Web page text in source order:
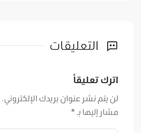
التعليقات
اترك تعليقاً
لن يتم نشر عنوان بريدك الإلكتروني.
مشار إليها بـ*